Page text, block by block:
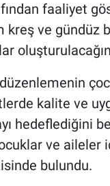
faaliyet
kreş ve gündüz
kalite ve
hedeflediğini
ve aileler
bulundu.